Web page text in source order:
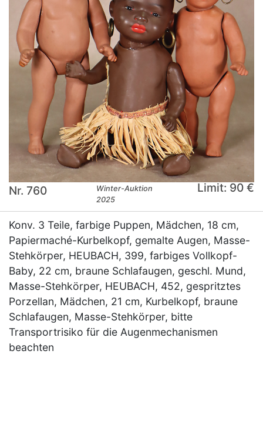
Nr. 760
Winter-Auktion
2025
Limit: 90 €
Konv. 3 Teile, farbige Puppen, Mädchen, 18 cm,
Papiermaché-Kurbelkopf, gemalte Augen, Masse-
Stehkörper, HEUBACH, 399, farbiges Vollkopf-
Baby, 22 cm, braune Schlafaugen, geschl. Mund,
Masse-Stehkörper, HEUBACH, 452, gespritztes
Porzellan, Mädchen, 21 cm, Kurbelkopf, braune
Schlafaugen, Masse-Stehkörper, bitte
Transportrisiko für die Augenmechanismen
beachten